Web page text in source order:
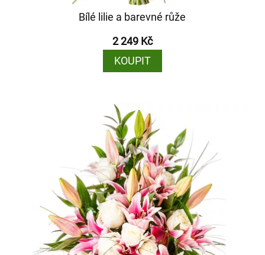
Bílé lilie a barevné růže
2 249 Kč
KOUPIT